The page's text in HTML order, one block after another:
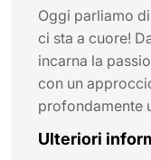
Oggi parliamo
ci sta a cuore!
incarna la
con un
profondamente
Ulteriori